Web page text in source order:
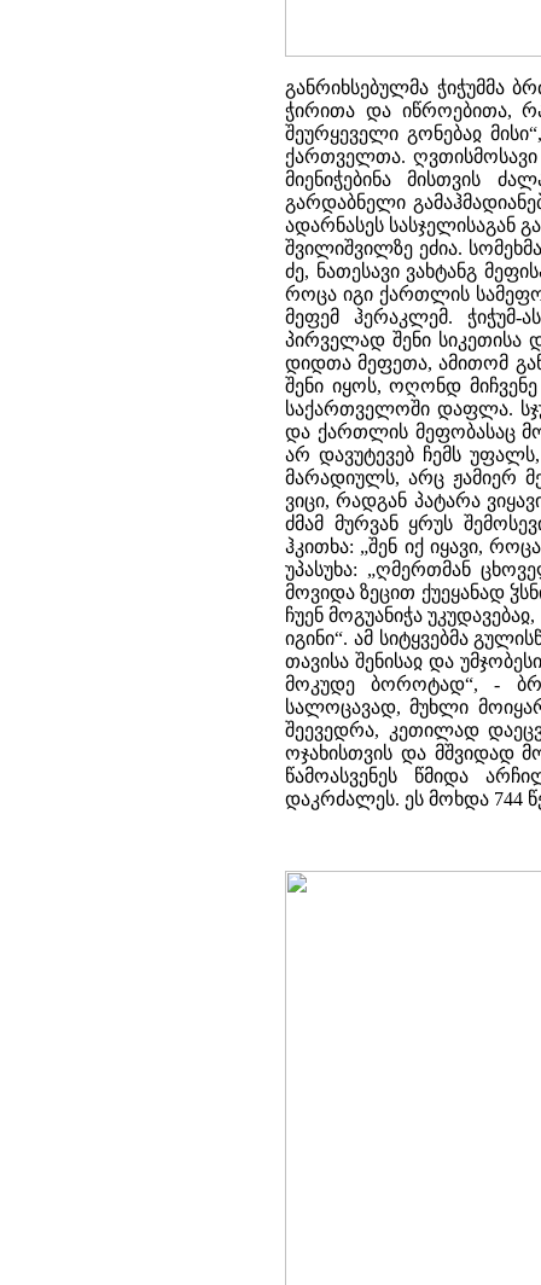
განრიხსებულმა ჭიჭუმმა
ჭირითა და იწროებითა,
შეურყეველი გონებაჲ
ქართველთა.
მიენიჭებინა მისთვის
გარდაბნელი
ადარნასეს სასჯელისაგან
შვილიშვილზე ეძია.
ძე, ნათესავი ვახტანგ
როცა იგი ქართლის
მეფემ ჰერაკლემ.
პირველად შენი სიკეთისა
დიდთა მეფეთა, ამითომ
შენი იყოს, ოღონდ
საქართველოში დაფლა.
და ქართლის მეფობასაც
არ დავუტევებ ჩემს
მარადიულს, არც ჟამიერ
ვიცი, რადგან პატარა
ძმამ მურვან ყრუს
ჰკითხა: „შენ იქ იყავი,
უპასუხა: „ღმერთმან
მოვიდა ზეცით ქუეყანად
ჩუენ მოგუანიჭა
იგინი“. ამ სიტყვებმა
თავისა შენისაჲ და
მოკუდე ბოროტად“, -
სალოცავად, მუხლი
შეევედრა, კეთილად
ოჯახისთვის და მშვიდად
წამოასვენეს წმიდა
დაკრძალეს. ეს მოხდა 744